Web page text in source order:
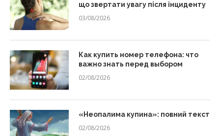
що звертати увагу після інциденту
03/08/2026
Как купить номер телефона: что
важно знать перед выбором
02/08/2026
«Неопалима купина»: повний текст
02/08/2026